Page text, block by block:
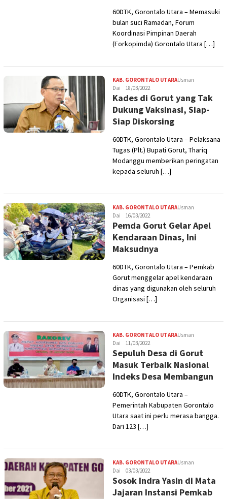
60DTK, Gorontalo Utara – Memasuki
bulan suci Ramadan, Forum
Koordinasi Pimpinan Daerah
(Forkopimda) Gorontalo Utara […]
KAB. GORONTALO UTARAUsman
Dai
18/03/2022
Kades di Gorut yang Tak
Dukung Vaksinasi, Siap-
Siap Diskorsing
60DTK, Gorontalo Utara – Pelaksana
Tugas (Plt.) Bupati Gorut, Thariq
Modanggu memberikan peringatan
kepada seluruh […]
KAB. GORONTALO UTARAUsman
Dai
16/03/2022
Pemda Gorut Gelar Apel
Kendaraan Dinas, Ini
Maksudnya
60DTK, Gorontalo Utara – Pemkab
Gorut menggelar apel kendaraan
dinas yang digunakan oleh seluruh
Organisasi […]
KAB. GORONTALO UTARAUsman
Dai
11/03/2022
Sepuluh Desa di Gorut
Masuk Terbaik Nasional
Indeks Desa Membangun
60DTK, Gorontalo Utara –
Pemerintah Kabupaten Gorontalo
Utara saat ini perlu merasa bangga.
Dari 123 […]
KAB. GORONTALO UTARAUsman
Dai
03/03/2022
Sosok Indra Yasin di Mata
Jajaran Instansi Pemkab